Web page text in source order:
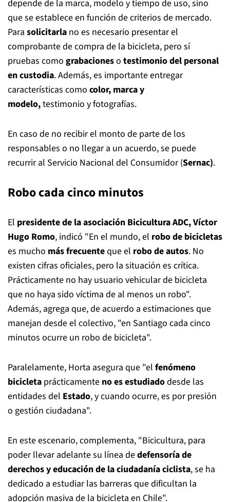
depende de la marca, modelo y tiempo de uso, sino
que se establece en función de criterios de mercado.
Para solicitarla no es necesario presentar el
comprobante de compra de la bicicleta, pero sí
pruebas como grabacioneso testimonio del personal
en custodia. Además, es importante entregar
características como color, marca y
modelo,testimonio y fotografías.
En caso de no recibir el monto de parte de los
responsables o no llegar a un acuerdo, se puede
recurrir al Servicio Nacional del Consumidor (Sernac).
Robo cada cinco minutos
El presidente de la asociación Bicicultura ADC, Víctor
Hugo Romo, indicó "En el mundo, el robo de bicicletas
es mucho más frecuenteque el robo de autos. No
existen cifras oficiales, pero la situación es crítica.
Prácticamente no hay usuario vehicular de bicicleta
que no haya sido víctima de al menos un robo".
Además, agrega que, de acuerdo a estimaciones que
manejan desde el colectivo, "en Santiago cada cinco
minutos ocurre un robo de bicicleta".
Paralelamente, Horta asegura que "el fenómeno
bicicleta prácticamente no es estudiadodesde las
entidades del Estado, y cuando ocurre, es por presión
o gestión ciudadana".
En este escenario, complementa, "Bicicultura, para
poder llevar adelante su línea dedefensoría de
derechosy educación de la ciudadanía ciclista, se ha
dedicado a estudiar las barreras que dificultan la
adopción masiva de la bicicleta en Chile".